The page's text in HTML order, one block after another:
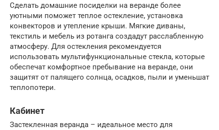
Сделать домашние посиделки на веранде более
уютными поможет теплое остекление, установка
конвекторов и утепление крыши. Мягкие диваны,
текстиль и мебель из ротанга создадут расслабленную
атмосферу. Для остекления рекомендуется
использовать мультифункциональные стекла, которые
обеспечат комфортное пребывание на веранде, они
защитят от палящего солнца, осадков, пыли и уменьшат
теплопотери.
Кабинет
Застекленная веранда – идеальное место для